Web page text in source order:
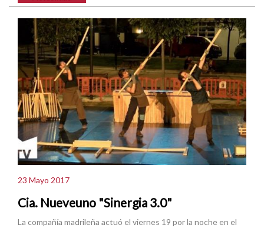
23 Mayo 2017
Cia. Nueveuno "Sinergia 3.0"
La compañía madrileña actuó el viernes 19 por la noche en el